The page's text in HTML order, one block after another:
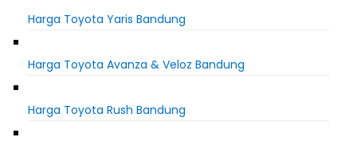
Harga Toyota Yaris Bandung
Harga Toyota Avanza & Veloz Bandung
Harga Toyota Rush Bandung